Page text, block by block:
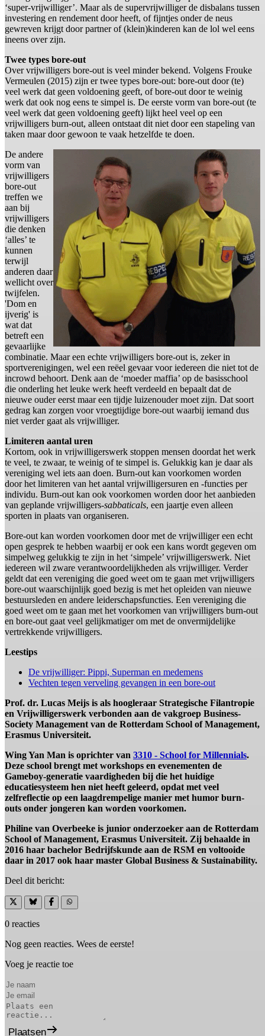
‘super-vrijwilliger’. Maar als de supervrijwilliger de disbalans tussen
investering en rendement door heeft, of fijntjes onder de neus
gewreven krijgt door partner of (klein)kinderen kan de lol wel eens
ineens over zijn.
Twee types bore-out
Over vrijwilligers bore-out is veel minder bekend. Volgens Frouke
Vermeulen (2015) zijn er twee types bore-out: bore-out door (te)
veel werk dat geen voldoening geeft, of bore-out door te weinig
werk dat ook nog eens te simpel is. De eerste vorm van bore-out (te
veel werk dat geen voldoening geeft) lijkt heel veel op een
vrijwilligers burn-out, alleen ontstaat dit niet door een stapeling van
taken maar door gewoon te vaak hetzelfde te doen.
De andere
vorm van
vrijwilligers
bore-out
treffen we
aan bij
vrijwilligers
die denken
‘alles’ te
kunnen
terwijl
anderen daar
wellicht over
twijfelen.
'Dom en
ijverig' is
wat dat
betreft een
gevaarlijke
combinatie. Maar een echte vrijwilligers bore-out is, zeker in
sportverenigingen, wel een reëel gevaar voor iedereen die niet tot de
incrowd behoort. Denk aan de ‘moeder maffia’ op de basisschool
die onderling het leuke werk heeft verdeeld en bepaalt dat de
nieuwe ouder eerst maar een tijdje luizenouder moet zijn. Dat soort
gedrag kan zorgen voor vroegtijdige bore-out waarbij iemand dus
niet verder gaat als vrijwilliger.
Limiteren aantal uren
Kortom, ook in vrijwilligerswerk stoppen mensen doordat het werk
te veel, te zwaar, te weinig of te simpel is. Gelukkig kan je daar als
vereniging wel iets aan doen. Burn-out kan voorkomen worden
door het limiteren van het aantal vrijwilligersuren en -functies per
individu. Burn-out kan ook voorkomen worden door het aanbieden
van geplande vrijwilligers-sabbaticals, een jaartje even alleen
sporten in plaats van organiseren.
Bore-out kan worden voorkomen door met de vrijwilliger een echt
open gesprek te hebben waarbij er ook een kans wordt gegeven om
simpelweg gelukkig te zijn in het ‘simpele’ vrijwilligerswerk. Niet
iedereen wil zware verantwoordelijkheden als vrijwilliger. Verder
geldt dat een vereniging die goed weet om te gaan met vrijwilligers
bore-out waarschijnlijk goed bezig is met het opleiden van nieuwe
bestuursleden en andere leiderschapsfuncties. Een vereniging die
goed weet om te gaan met het voorkomen van vrijwilligers burn-out
en bore-out gaat veel gelijkmatiger om met de onvermijdelijke
vertrekkende vrijwilligers.
Leestips
De vrijwilliger: Pippi, Superman en medemens
Vechten tegen verveling gevangen in een bore-out
Prof. dr. Lucas Meijs is als hoogleraar Strategische Filantropie
en Vrijwilligerswerk verbonden aan de vakgroep Business-
Society Management van de Rotterdam School of Management,
Erasmus Universiteit.
Wing Yan Man is oprichter van 3310 - School for Millennials.
Deze school brengt met workshops en evenementen de
Gameboy-generatie vaardigheden bij die het huidige
educatiesysteem hen niet heeft geleerd, opdat met veel
zelfreflectie op een laagdrempelige manier met humor burn-
outs onder jongeren kan worden voorkomen.
Philine van Overbeeke is junior onderzoeker aan de Rotterdam
School of Management, Erasmus Universiteit. Zij behaalde in
2016 haar bachelor Bedrijfskunde aan de RSM en voltooide
daar in 2017 ook haar master Global Business & Sustainability.
Deel dit bericht:
0 reacties
Nog geen reacties. Wees de eerste!
Voeg je reactie toe
Plaatsen